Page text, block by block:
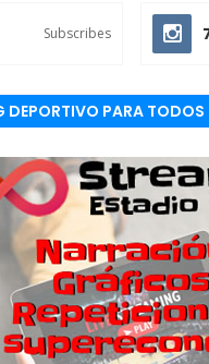
Subscribes
DEPORTIVO PARA TODOS